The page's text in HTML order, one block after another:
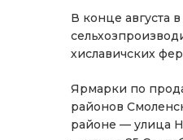
В конце августа
хиславичских
Ярмарки по
районов
районе — улица